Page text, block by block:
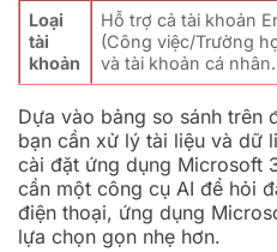
Loại
tài
khoản
Hỗ trợ cả tài khoản
(Công việc/Trường
và tài khoản cá nhân.
Dựa vào bảng so sánh trên
bạn cần xử lý tài liệu và dữ
cài đặt ứng dụng Microsoft
cần một công cụ AI để hỏi
điện thoại, ứng dụng
lựa chọn gọn nhẹ hơn.